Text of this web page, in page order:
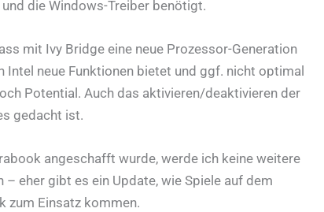
die Windows-Treiber benötigt.
mit Ivy Bridge eine neue Prozessor-Generation
neue Funktionen bietet und ggf. nicht optimal
Potential. Auch das aktivieren/deaktivieren der
gedacht ist.
angeschafft wurde, werde ich keine weitere
– eher gibt es ein Update, wie Spiele auf dem
zum Einsatz kommen.